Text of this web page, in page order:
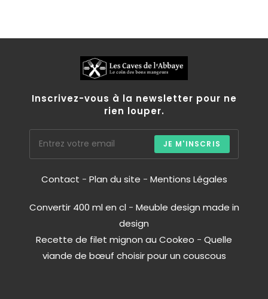
Inscrivez-vous à la newsletter pour ne
rien louper.
JE M'INSCRIS
Contact - Plan du site - Mentions Légales
Convertir 400 ml en cl - Meuble design made in
design
Recette de filet mignon au Cookeo - Quelle
viande de bœuf choisir pour un couscous